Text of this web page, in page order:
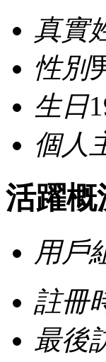
真實
性別
生日
個人
活躍概
用戶
註冊
最後